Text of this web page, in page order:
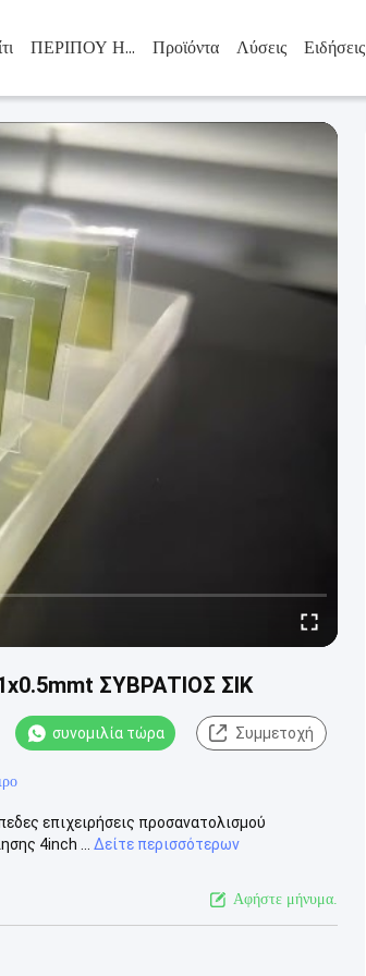
ΠΕΡΙΠΟΥ ΗΠΑ Προϊόντα Λύσεις Ειδήσεις
ΣΥΒΡΑΤΙΟΣ ΣΙΚ
συνομιλία τώρα Συμμετοχή
επιχειρήσεις προσανατολισμού
4inch ...
Δείτε περισσότερων
Αφήστε μήνυμα.